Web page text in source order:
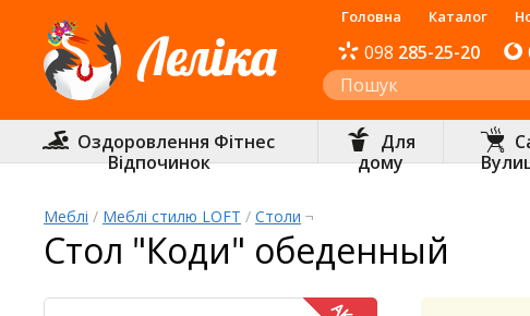
098 285-25-20
Головна Каталог
Оздоровлення Фітнес
Відпочинок
Для
дому
Меблі / Меблі стилю LOFT / Столи ¬
Стол "Коди" обеденный